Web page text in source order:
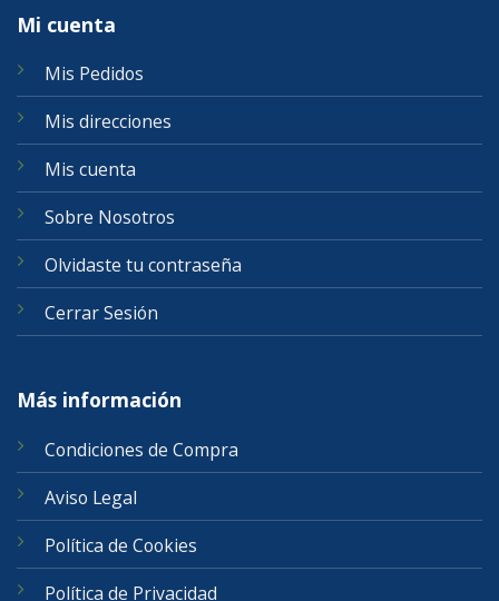
Mi cuenta
Mis Pedidos
Mis direcciones
Mis cuenta
Sobre Nosotros
Olvidaste tu contraseña
Cerrar Sesión
Más información
Condiciones de Compra
Aviso Legal
Política de Cookies
Política de Privacidad